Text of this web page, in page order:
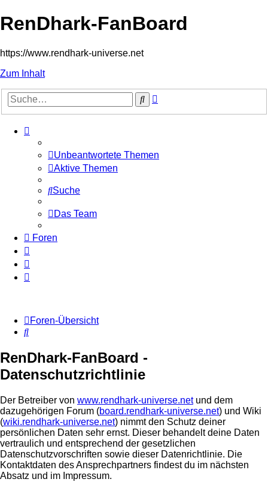
RenDhark-FanBoard
https://www.rendhark-universe.net
Zum Inhalt
Suche
Unbeantwortete Themen
Aktive Themen
Suche
Das Team
Foren
Foren-Übersicht
Suche
RenDhark-FanBoard -
Datenschutzrichtlinie
Der Betreiber von www.rendhark-universe.netund dem
dazugehörigen Forum (board.rendhark-universe.net) und Wiki
(wiki.rendhark-universe.net) nimmt den Schutz deiner
persönlichen Daten sehr ernst. Dieser behandelt deine Daten
vertraulich und entsprechend der gesetzlichen
Datenschutzvorschriften sowie dieser Datenrichtlinie. Die
Kontaktdaten des Ansprechpartners findest du im nächsten
Absatz und im Impressum.